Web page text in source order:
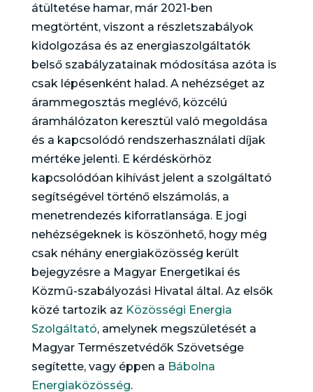
átültetése hamar, már 2021-ben
megtörtént, viszont a részletszabályok
kidolgozása és az energiaszolgáltatók
belső szabályzatainak módosítása azóta is
csak lépésenként halad. A nehézséget az
árammegosztás meglévő, közcélú
áramhálózaton keresztül való megoldása
és a kapcsolódó rendszerhasználati díjak
mértéke jelenti. E kérdéskörhöz
kapcsolódóan kihívást jelent a szolgáltató
segítségével történő elszámolás, a
menetrendezés kiforratlansága. E jogi
nehézségeknek is köszönhető, hogy még
csak néhány energiaközösség került
bejegyzésre a Magyar Energetikai és
Közmű-szabályozási Hivatal által. Az elsők
közé tartozik az Közösségi Energia
Szolgáltató, amelynek megszületését a
Magyar Természetvédők Szövetsége
segítette, vagy éppen a Bábolna
Energiaközösség.